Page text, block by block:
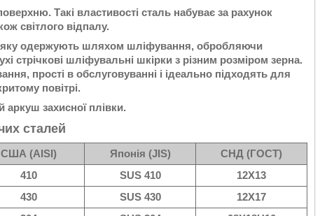
Такі властивості сталь набуває за рахунок
світлого відпалу.
яку одержують шляхом шліфування, обробляючи
стрічкові шліфувальні шкірки з різним розміром зерна.
прості в обслуговуванні і ідеально підходять для
повітрі.
аркуш захисної плівки.
сталей
США (AISI) Японія (JIS)
СНД (ГОСТ)
410 SUS 410
12Х13
430 SUS 430
12Х17